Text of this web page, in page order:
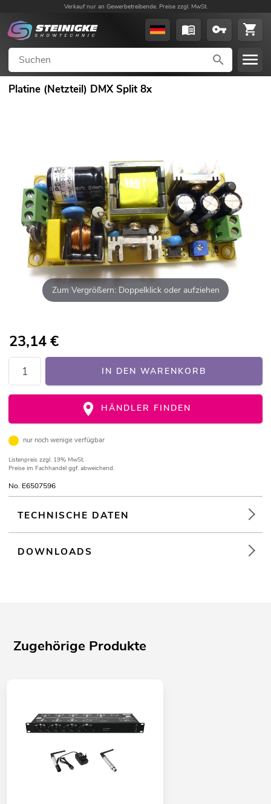
Verkauf nur an Gewerbetreibende. Preise zzgl. MwSt.
Platine (Netzteil) DMX Split 8x
Zum Vergrößern: Doppelklick oder aufziehen
23,14€
IN DEN WARENKORB
HÄNDLER FINDEN
nur noch wenige verfügbar
Listenpreis zzgl. 19% MwSt.
Preise im Fachhandel ggf. abweichend.
No. E6507596
TECHNISCHE DATEN
DOWNLOADS
Zugehörige Produkte